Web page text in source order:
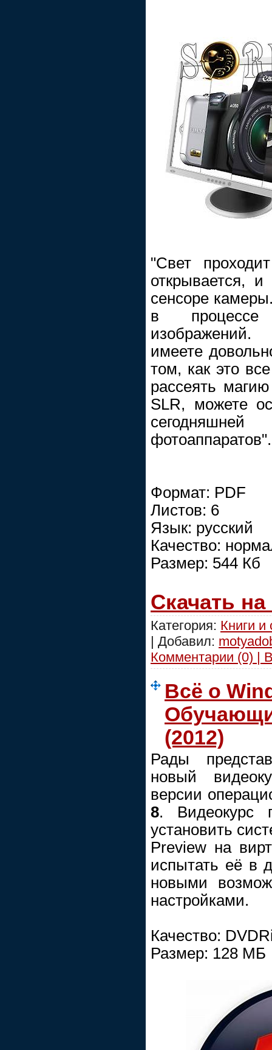
"Свет
открывается,
сенсоре
в процессе
имеете
том, как это
рассеять
SLR, можете
фотоаппаратов".
Формат: PDF
Листов: 6
Язык: русский
Качество:
Размер: 544 Кб
Скачать
Категория: Книги и
| Добавил:
Комментарии (0) |
Всё о
(2012)
Рады
новый
версии
8. Видеокурс
установить
Preview на
испытать её в
новыми
настройками.
Качество:
Размер: 128 МБ